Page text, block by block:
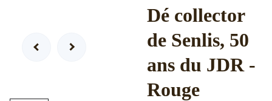
Dé collector
de Senlis, 50
ans du JDR -
Rouge